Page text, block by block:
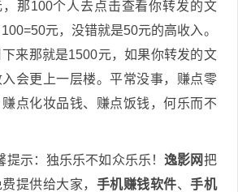
那100个人去点击查看你转发的文
元，没错就是50元的高收入。
来那就是1500元，如果你转发的文
会更上一层楼。平常没事，赚点零
点化妆品钱、赚点饭钱，何乐而不
示：独乐乐不如众乐乐！逸影网把
提供给大家， 手机赚钱软件、手机